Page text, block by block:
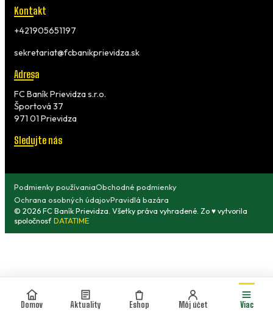
Kontakt
+421905651197
sekretariat@fcbanikprievidza.sk
Adresa
FC Baník Prievidza s.r.o.
Športová 37
971 01 Prievidza
Sledujte nás
© 2026 FC Baník Prievidza. Všetky práva vyhradené. Zo ♥ vytvorila
spoločnosť DATATIME
Podmienky používaniaObchodné podmienky
Ochrana osobných údajovPravidlá bazára
Domov Aktuality Eshop Môj účet Viac